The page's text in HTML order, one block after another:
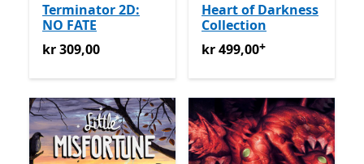
Terminator 2D:
NO FATE
kr 309,00
kr 309,00
Heart of Darkness
Collection
kr 499,00Tilbyr kjøp i
kr 499,00+